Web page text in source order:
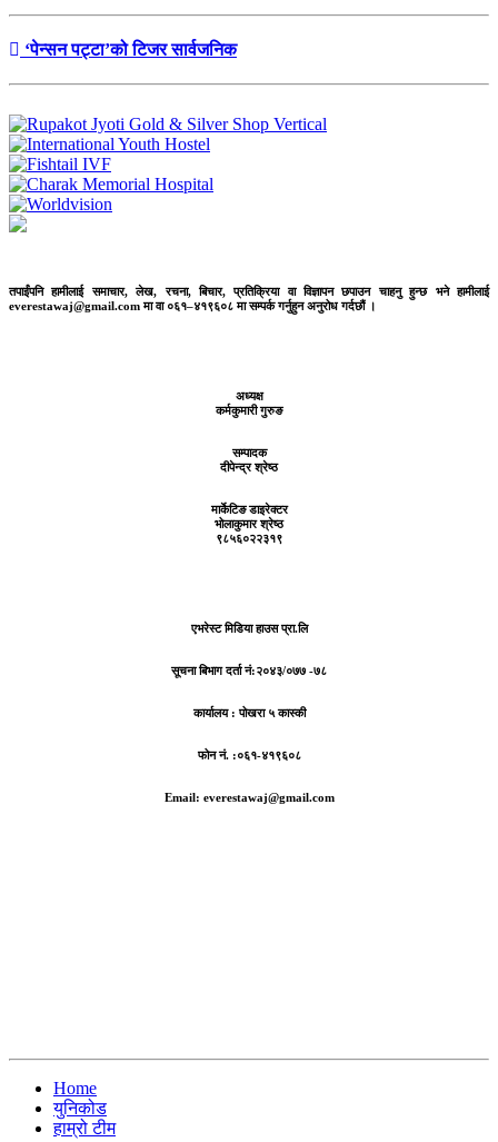
‘पेन्सन पट्टा’को टिजर सार्वजनिक
तपाईंपनि हामीलाई समाचार, लेख, रचना, बिचार, प्रतिक्रिया वा विज्ञापन छपाउन चाहनु हुन्छ भने हामीलाई
everestawaj@gmail.com मा वा ०६१–४१९६०८ मा सम्पर्क गर्नुहुन अनुरोध गर्दछौं ।
अध्यक्ष
कर्मकुमारी गुरुङ
सम्पादक
दीपेन्द्र श्रेष्ठ
मार्केटिङ डाइरेक्टर
भोलाकुमार श्रेष्ठ
९८५६०२२३१९
एभरेस्ट मिडिया हाउस प्रा.लि
सूचना बिभाग दर्ता नं:२०४३/०७७ -७८
कार्यालय :पोखरा ५ कास्की
फोन नं. :०६१-४१९६०८
Email: everestawaj@gmail.com
Home
युनिकोड
हाम्रो टीम